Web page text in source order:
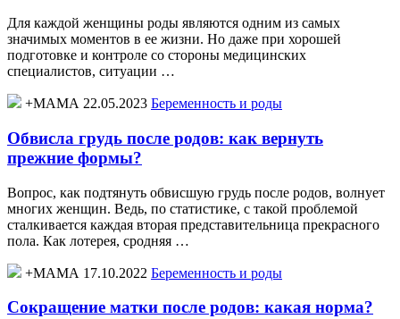
Для каждой женщины роды являются одним из самых
значимых моментов в ее жизни. Но даже при хорошей
подготовке и контроле со стороны медицинских
специалистов, ситуации …
+МАМА 22.05.2023 Беременность и роды
Обвисла грудь после родов: как вернуть
прежние формы?
Вопрос, как подтянуть обвисшую грудь после родов, волнует
многих женщин. Ведь, по статистике, с такой проблемой
сталкивается каждая вторая представительница прекрасного
пола. Как лотерея, сродняя …
+МАМА 17.10.2022 Беременность и роды
Сокращение матки после родов: какая норма?